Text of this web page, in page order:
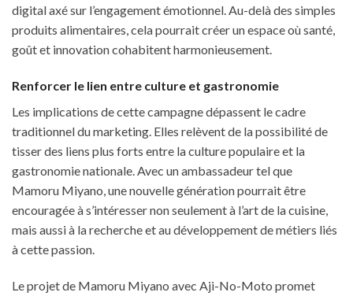
digital axé sur l’engagement émotionnel. Au-delà des simples
produits alimentaires, cela pourrait créer un espace où santé,
goût et innovation cohabitent harmonieusement.
Renforcer le lien entre culture et gastronomie
Les implications de cette campagne dépassent le cadre
traditionnel du marketing. Elles relèvent de la possibilité de
tisser des liens plus forts entre la culture populaire et la
gastronomie nationale. Avec un ambassadeur tel que
Mamoru Miyano, une nouvelle génération pourrait être
encouragée à s’intéresser non seulement à l’art de la cuisine,
mais aussi à la recherche et au développement de métiers liés
à cette passion.
Le projet de Mamoru Miyano avec Aji-No-Moto promet